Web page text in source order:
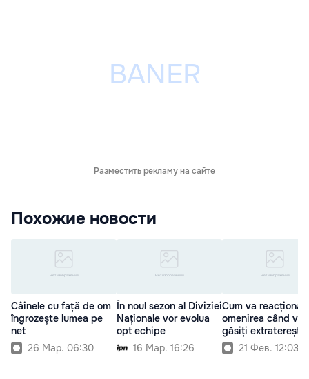
Разместить рекламу на сайте
Похожие новости
Câinele cu față de om
îngrozește lumea pe
net
26 Мар. 06:30
În noul sezon al Diviziei
Naționale vor evolua
opt echipe
16 Мар. 16:26
Cum va reacționa
omenirea când
găsiți extratereștrii
21 Фев. 12:03